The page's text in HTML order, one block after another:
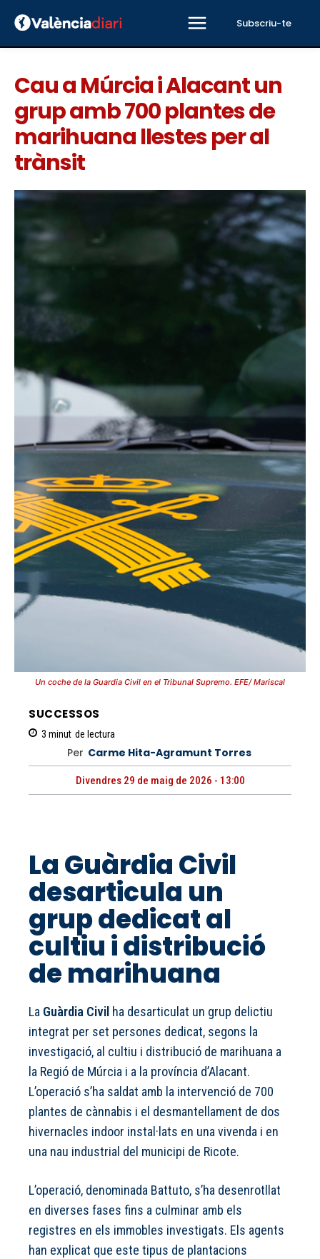
Subscriu-te
Cau a Múrcia i Alacant un
grup amb 700 plantes de
marihuana llestes per al
trànsit
Un coche de la Guardia Civil en el Tribunal Supremo. EFE/ Mariscal
SUCCESSOS
3 minut de lectura
Per Carme Hita-Agramunt Torres
Divendres 29 de maig de 2026 - 13:00
La Guàrdia Civil
desarticula un
grup dedicat al
cultiu i distribució
de marihuana
La Guàrdia Civil ha desarticulat un grup delictiu
integrat per set persones dedicat, segons la
investigació, al cultiu i distribució de marihuana a
la Regió de Múrcia i a la província d’Alacant.
L’operació s’ha saldat amb la intervenció de 700
plantes de cànnabis i el desmantellament de dos
hivernacles indoor instal·lats en una vivenda i en
una nau industrial del municipi de Ricote.
L’operació, denominada Battuto, s’ha desenrotllat
en diverses fases fins a culminar amb els
registres en els immobles investigats. Els agents
han explicat que este tipus de plantacions